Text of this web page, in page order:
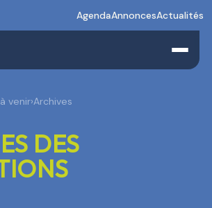
AgendaAnnoncesActualités
venir›Archives
DES